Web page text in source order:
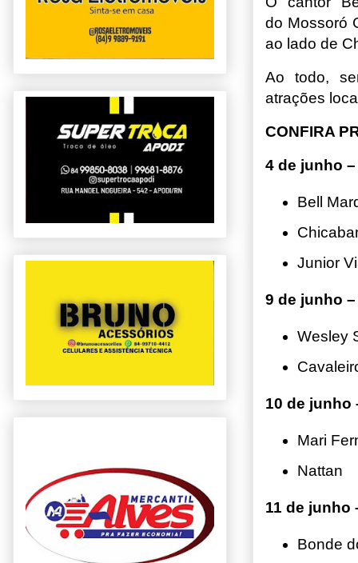
do Mossoró
ao lado de
Ao todo,
atrações
CONFIRA
4 de junho
Bell
Junior
9 de junho
Wesley
10 de junho
Mari
Nattan
11 de junho
Bonde